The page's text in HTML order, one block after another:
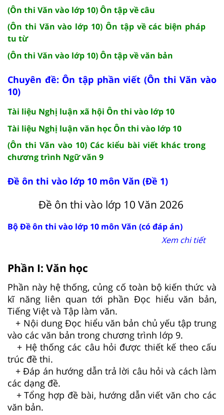
(Ôn thi Văn vào lớp 10) Ôn tập về câu
(Ôn thi Văn vào lớp 10) Ôn tập về các biện pháp
tu từ
(Ôn thi Văn vào lớp 10) Ôn tập về văn bản
Chuyên đề: Ôn tập phần viết (Ôn thi Văn vào
10)
Tài liệu Nghị luận xã hội Ôn thi vào lớp 10
Tài liệu Nghị luận văn học Ôn thi vào lớp 10
(Ôn thi Văn vào 10) Các kiểu bài viết khác trong
chương trình Ngữ văn 9
Đề ôn thi vào lớp 10 môn Văn (Đề 1)
Đề ôn thi vào lớp 10 Văn 2026
Bộ Đề ôn thi vào lớp 10 môn Văn (có đáp án)
Xem chi tiết
Phần I: Văn học
Phần này hệ thống, củng cố toàn bộ kiến thức và
kĩ năng liên quan tới phần Đọc hiểu văn bản,
Tiếng Việt và Tập làm văn.
+ Nội dung Đọc hiểu văn bản chủ yếu tập trung
vào các văn bản trong chương trình lớp 9.
+ Hệ thống các câu hỏi được thiết kế theo cấu
trúc đề thi.
+ Đáp án hướng dẫn trả lời câu hỏi và cách làm
các dạng đề.
+ Tổng hợp đề bài, hướng dẫn viết văn cho các
văn bản.